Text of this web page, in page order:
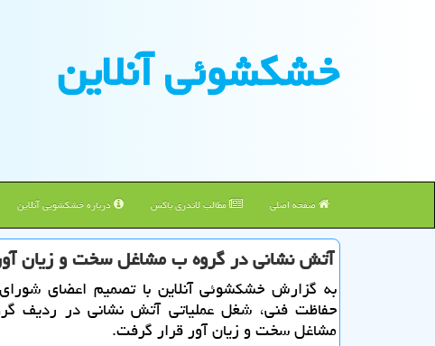
خشكشوئی آنلاین
صفحه اصلی مطالب لاندری باکس درباره خشکشویی آنلاین
آتش نشانی در گروه ب مشاغل سخت و زیان
به گزارش خشكشوئی آنلاین با تصمیم اعضای
حفاظت فنی، شغل عملیاتی آتش نشانی در ردیف
مشاغل سخت و زیان آور قرار گرفت.